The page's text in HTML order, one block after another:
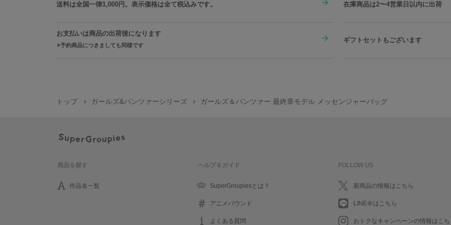
送料は全国一律1,000円。表示価格は全て税込みです。 在庫商品は2〜4営業日以内に出荷
お支払いは商品の出荷後になります
予約商品につきましても同様です
ギフトセットもございます
トップ ガールズ&パンツァーシリーズ ガールズ＆パンツァー 最終章モデル メッセンジャーバッグ
商品を探す
作品名一覧
ヘルプ＆ガイド
SuperGroupiesとは？
アニメバウンド
よくある質問
FOLLOW US
新商品の情報はこちら
LINE＠はこちら
おトクなキャンペーンの情報はこ